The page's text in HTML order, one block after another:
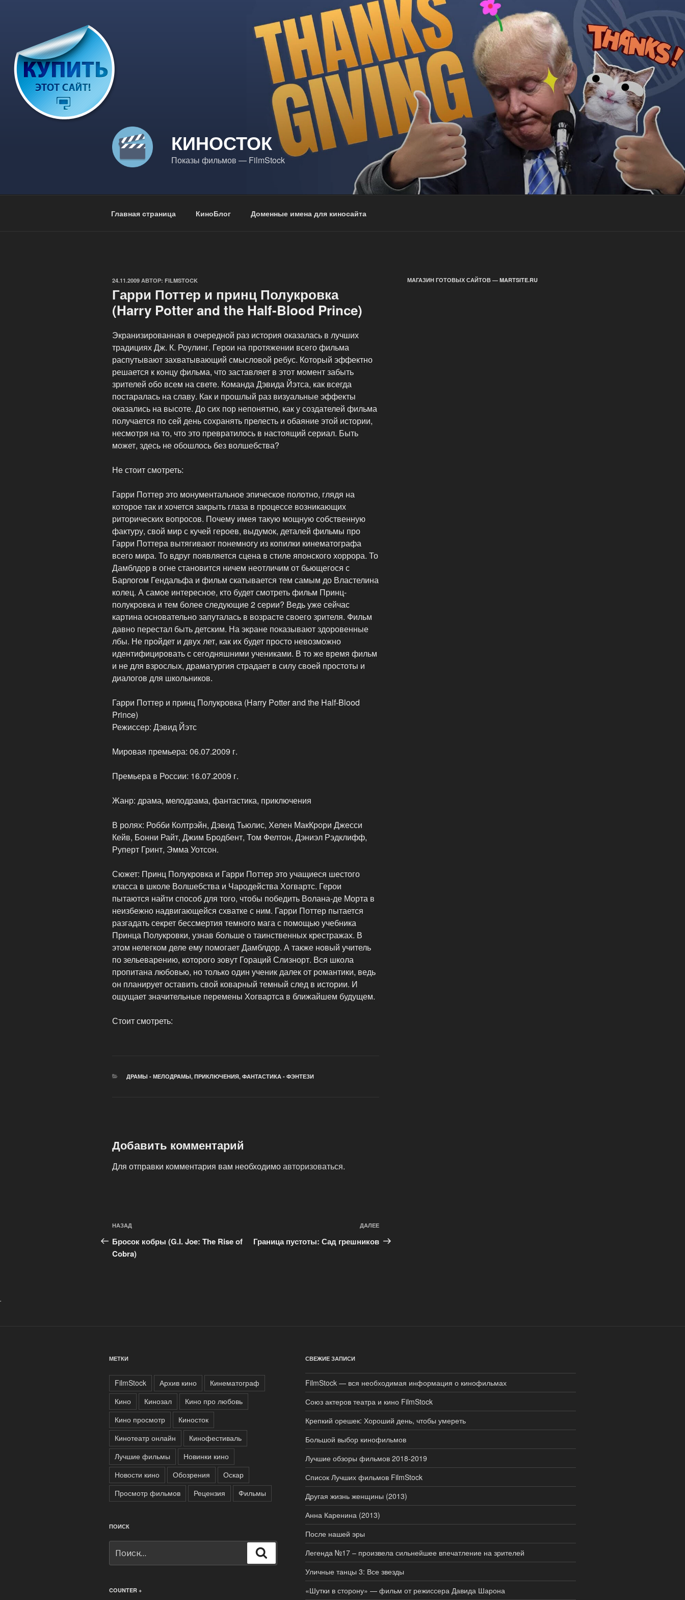
КИНОСТОК
Показы фильмов — FilmStock
Главная страница КиноБлог Доменные имена для киносайта
ОПУБЛИКОВАНО
24.11.2009 АВТОР: FILMSTOCK
Гарри Поттер и принц Полукровка
(Harry Potter and the Half-Blood Prince)
Экранизированная в очередной раз история оказалась в лучших
традициях Дж. К. Роулинг. Герои на протяжении всего фильма
распутывают захватывающий смысловой ребус. Который эффектно
решается к концу фильма, что заставляет в этот момент забыть
зрителей обо всем на свете. Команда Дэвида Йэтса, как всегда
постаралась на славу. Как и прошлый раз визуальные эффекты
оказались на высоте. До сих пор непонятно, как у создателей фильма
получается по сей день сохранять прелесть и обаяние этой истории,
несмотря на то, что это превратилось в настоящий сериал. Быть
может, здесь не обошлось без волшебства?
Не стоит смотреть:
Гарри Поттер это монументальное эпическое полотно, глядя на
которое так и хочется закрыть глаза в процессе возникающих
риторических вопросов. Почему имея такую мощную собственную
фактуру, свой мир с кучей героев, выдумок, деталей фильмы про
Гарри Поттера вытягивают понемногу из копилки кинематографа
всего мира. То вдруг появляется сцена в стиле японского хоррора. То
Дамблдор в огне становится ничем неотличим от бьющегося с
Барлогом Гендальфа и фильм скатывается тем самым до Властелина
колец. А самое интересное, кто будет смотреть фильм Принц-
полукровка и тем более следующие 2 серии? Ведь уже сейчас
картина основательно запуталась в возрасте своего зрителя. Фильм
давно перестал быть детским. На экране показывают здоровенные
лбы. Не пройдет и двух лет, как их будет просто невозможно
идентифицировать с сегодняшними учениками. В то же время фильм
и не для взрослых, драматургия страдает в силу своей простоты и
диалогов для школьников.
Гарри Поттер и принц Полукровка (Harry Potter and the Half-Blood
Prince)
Режиссер: Дэвид Йэтс
Мировая премьера: 06.07.2009 г.
Премьера в России: 16.07.2009 г.
Жанр: драма, мелодрама, фантастика, приключения
В ролях: Робби Колтрэйн, Дэвид Тьюлис, Хелен МакКрори Джесси
Кейв, Бонни Райт, Джим Бродбент, Том Фелтон, Дэниэл Рэдклифф,
Руперт Гринт, Эмма Уотсон.
Сюжет: Принц Полукровка и Гарри Поттер это учащиеся шестого
класса в школе Волшебства и Чародейства Хогвартс. Герои
пытаются найти способ для того, чтобы победить Волана-де Морта в
неизбежно надвигающейся схватке с ним. Гарри Поттер пытается
разгадать секрет бессмертия темного мага с помощью учебника
Принца Полукровки, узнав больше о таинственных крестражах. В
этом нелегком деле ему помогает Дамблдор. А также новый учитель
по зельеварению, которого зовут Гораций Слизнорт. Вся школа
пропитана любовью, но только один ученик далек от романтики, ведь
он планирует оставить свой коварный темный след в истории. И
ощущает значительные перемены Хогвартса в ближайшем будущем.
Стоит смотреть:
РУБРИКИ
ДРАМЫ - МЕЛОДРАМЫ, ПРИКЛЮЧЕНИЯ, ФАНТАСТИКА - ФЭНТЕЗИ
Добавить комментарий
Для отправки комментария вам необходимоавторизоваться.
Навигация
по
записям
Предыдущая
запись:
НАЗАД
Бросок кобры (G.I. Joe: The Rise of
Cobra)
запись
ДАЛЕЕ
Граница пустоты: Сад грешников
МАГАЗИН ГОТОВЫХ САЙТОВ — MARTSITE.RU
.
МЕТКИ
FilmStock Архив кино
Кинематограф
Кино
Кинозал
Кино про любовь
Кино просмотр
Киносток
Кинотеатр онлайн
Кинофестиваль
Лучшие фильмы
Новинки кино
Новости кино
Обозрения
Оскар
Просмотр фильмов
Рецензия Фильмы
ПОИСК
COUNTER +
СВЕЖИЕ ЗАПИСИ
FilmStock — вся необходимая информация о кинофильмах
Союз актеров театра и кино FilmStock
Крепкий орешек: Хороший день, чтобы умереть
Большой выбор кинофильмов
Лучшие обзоры фильмов 2018-2019
Список Лучших фильмов FilmStock
Другая жизнь женщины (2013)
Анна Каренина (2013)
После нашей эры
Легенда №17 – произвела сильнейшее впечатление на зрителей
Уличные танцы 3: Все звезды
«Шутки в сторону» — фильм от режиссера Давида Шарона